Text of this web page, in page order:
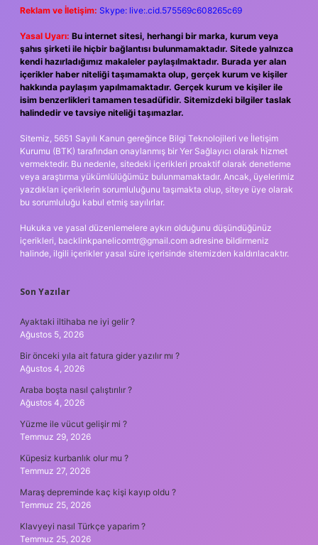
Reklam ve İletişim: Skype: live:.cid.575569c608265c69
Yasal Uyarı: Bu internet sitesi, herhangi bir marka, kurum veya
şahıs şirketi ile hiçbir bağlantısı bulunmamaktadır. Sitede yalnızca
kendi hazırladığımız makaleler paylaşılmaktadır. Burada yer alan
içerikler haber niteliği taşımamakta olup, gerçek kurum ve kişiler
hakkında paylaşım yapılmamaktadır. Gerçek kurum ve kişiler ile
isim benzerlikleri tamamen tesadüfidir. Sitemizdeki bilgiler taslak
halindedir ve tavsiye niteliği taşımazlar.
Sitemiz, 5651 Sayılı Kanun gereğince Bilgi Teknolojileri ve İletişim
Kurumu (BTK) tarafından onaylanmış bir Yer Sağlayıcı olarak hizmet
vermektedir. Bu nedenle, sitedeki içerikleri proaktif olarak denetleme
veya araştırma yükümlülüğümüz bulunmamaktadır. Ancak, üyelerimiz
yazdıkları içeriklerin sorumluluğunu taşımakta olup, siteye üye olarak
bu sorumluluğu kabul etmiş sayılırlar.
Hukuka ve yasal düzenlemelere aykırı olduğunu düşündüğünüz
içerikleri, backlinkpanelicomtr@gmail.com adresine bildirmeniz
halinde, ilgili içerikler yasal süre içerisinde sitemizden kaldırılacaktır.
Son Yazılar
Ayaktaki iltihaba ne iyi gelir ?
Ağustos 5, 2026
Bir önceki yıla ait fatura gider yazılır mı ?
Ağustos 4, 2026
Araba boşta nasıl çalıştırılır ?
Ağustos 4, 2026
Yüzme ile vücut gelişir mi ?
Temmuz 29, 2026
Küpesiz kurbanlık olur mu ?
Temmuz 27, 2026
Maraş depreminde kaç kişi kayıp oldu ?
Temmuz 25, 2026
Klavyeyi nasıl Türkçe yaparim ?
Temmuz 25, 2026